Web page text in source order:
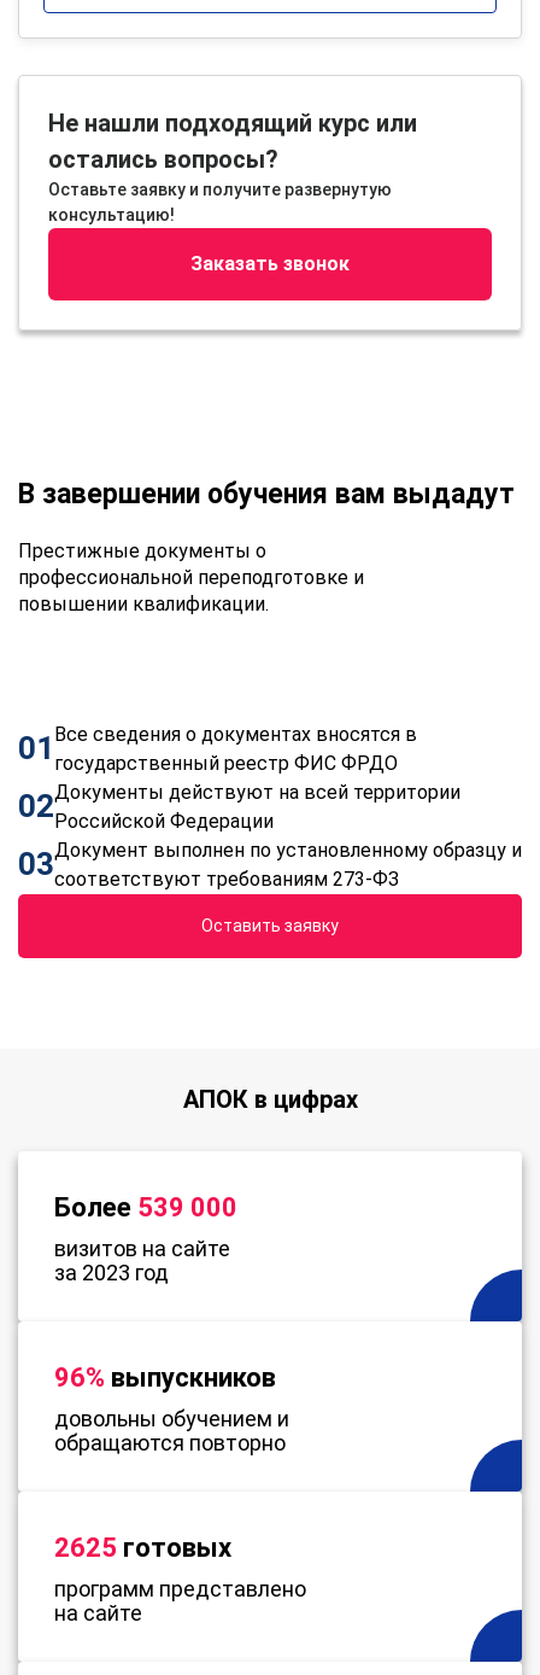
Не нашли подходящий курс или
остались вопросы?
Оставьте заявку и получите развернутую
консультацию!
Заказать звонок
В завершении обучения вам выдадут
Престижные документы о
профессиональной переподготовке и
повышении квалификации.
01 Все сведения о документах вносятся в
государственный реестр ФИС ФРДО
02Документы действуют на всей территории
Российской Федерации
03Документ выполнен по установленному образцу и
соответствуют требованиям 273-ФЗ
Оставить заявку
АПОК в цифрах
Более 539 000
визитов на сайте
за 2023 год
96% выпускников
довольны обучением и
обращаются повторно
2625 готовых
программ представлено
на сайте